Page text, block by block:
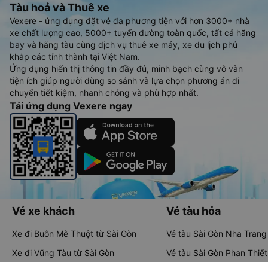
Tàu hoả và Thuê xe
Vexere - ứng dụng đặt vé đa phương tiện với hơn 3000+ nhà
xe chất lượng cao, 5000+ tuyến đường toàn quốc, tất cả hãng
bay và hãng tàu cùng dịch vụ thuê xe máy, xe du lịch phủ
khắp các tỉnh thành tại Việt Nam.
Ứng dụng hiển thị thông tin đầy đủ, minh bạch cùng vô vàn
tiện ích giúp người dùng so sánh và lựa chọn phương án di
chuyển tiết kiệm, nhanh chóng và phù hợp nhất.
Tải ứng dụng Vexere ngay
Vé xe khách
Xe đi Buôn Mê Thuột từ Sài Gòn
Xe đi Vũng Tàu từ Sài Gòn
Vé tàu hỏa
Vé tàu Sài Gòn Nha Trang
Vé tàu Sài Gòn Phan Thiết